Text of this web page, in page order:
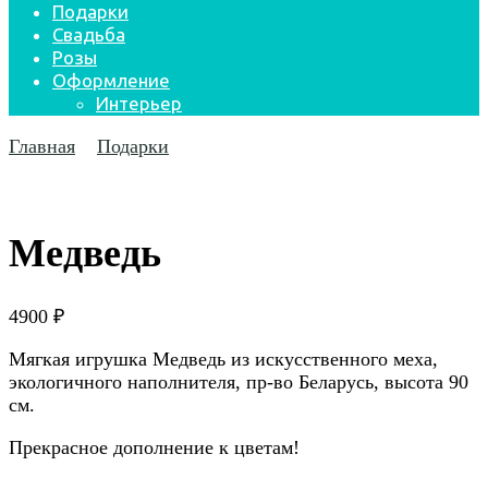
Подарки
Свадьба
Розы
Оформление
Интерьер
Главная Подарки
Медведь
4900 ₽
Мягкая игрушка Медведь из искусственного меха,
экологичного наполнителя, пр-во Беларусь, высота 90
см.
Прекрасное дополнение к цветам!